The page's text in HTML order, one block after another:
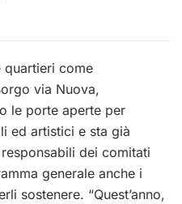
quartieri come
via Nuova,
le porte aperte per
ed artistici e sta già
dei comitati
generale anche i
sostenere. “Quest’anno,